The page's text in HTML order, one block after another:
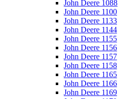
John Deere 1088
John Deere 1100
John Deere 1133
John Deere 1144
John Deere 1155
John Deere 1156
John Deere 1157
John Deere 1158
John Deere 1165
John Deere 1166
John Deere 1169